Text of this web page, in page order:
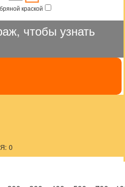
краской
чтобы узнать
0